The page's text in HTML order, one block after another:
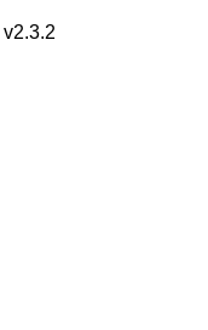
v2.3.2